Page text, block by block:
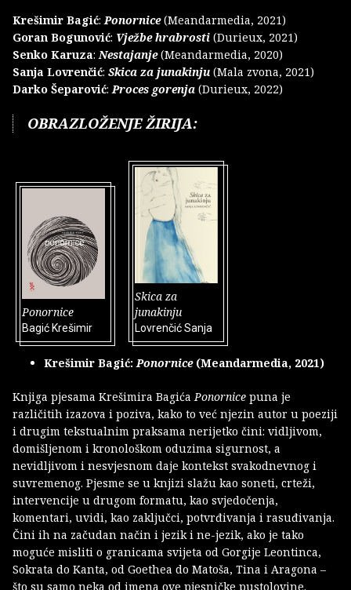
Krešimir Bagić:Ponornice(Meandarmedia, 2021)
Goran Bogunović: Vježbe hrabrosti (Durieux, 2021)
Senko Karuza:Nestajanje(Meandarmedia, 2020)
Sanja Lovrenčić: Skica za junakinju (Mala zvona, 2021)
Darko Šeparović:Proces gorenja (Durieux, 2022)
OBRAZLOŽENJE ŽIRIJA:
Ponornice
Bagić Krešimir
Skica za
junakinju
Lovrenčić Sanja
Krešimir Bagić:Ponornice(Meandarmedia, 2021)
Knjiga pjesama Krešimira BagićaPonornice puna je
različitih izazova i poziva, kako to već njezin autor u poeziji
i drugim tekstualnim praksama nerijetko čini: vidljivom,
domišljenom i kronološkom oduzima sigurnost, a
nevidljivom i nesvjesnom daje kontekst svakodnevnog i
suvremenog. Pjesme se u knjizi slažu kao soneti, crteži,
intervencije u drugom formatu, kao svjedočenja,
komentari, uvidi, kao zaključci, potvrđivanja i rasuđivanja.
Čini ih na začudan način i jezik i ne-jezik, ako je tako
moguće misliti o granicama svijeta od Gorgije Leontinca,
Sokrata do Kanta, od Goethea do Matoša, Tina i Aragona –
što su samo neka od imena ove pjesničke pustolovine.